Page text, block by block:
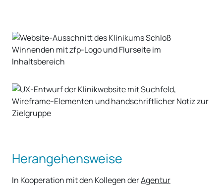
Herangehensweise
In Kooperation mit den Kollegen derAgentur